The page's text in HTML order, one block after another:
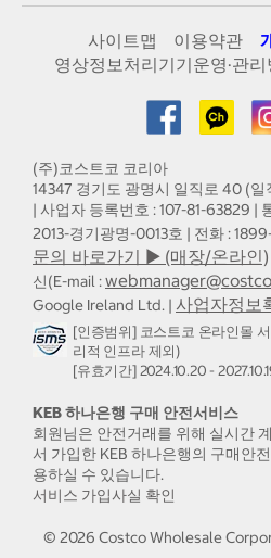
사이트맵 이용약관
영상정보처리기기운영·관리
(주)코스트코 코리아
14347 경기도 광명시 일직로 40 (일
| 사업자 등록번호 : 107-81-63829 |
2013-경기광명-0013호 | 전화 :
문의 바로가기 ▶ (매장/온라인)
신(E-mail :
Google Ireland Ltd. | 사업자정보
[인증범위] 코스트코 온라인몰
리적 인프라 제외)
[유효기간] 2024.10.20 -
KEB 하나은행 구매 안전서비스
회원님은 안전거래를 위해 실시간
서 가입한 KEB 하나은행의 구매안
용하실 수 있습니다.
서비스 가입사실 확인
© 2026 Costco Wholesale